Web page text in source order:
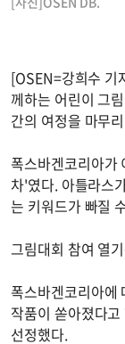
[OSEN=강희수 기
께하는 어린이 그
간의 여정을 마무
폭스바겐코리아가
차'였다. 아틀라스
는 키워드가 빠질
그림대회 참여 열
폭스바겐코리아에
작품이 쏟아졌다
선정했다.